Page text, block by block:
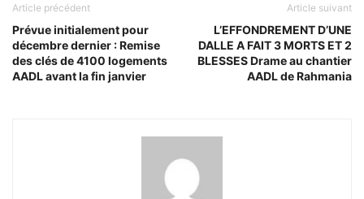
Article précédent
Prévue initialement pour
décembre dernier : Remise
des clés de 4100 logements
AADL avant la fin janvier
Article suivant
L’EFFONDREMENT D’UNE
DALLE A FAIT 3 MORTS ET 2
BLESSES Drame au chantier
AADL de Rahmania